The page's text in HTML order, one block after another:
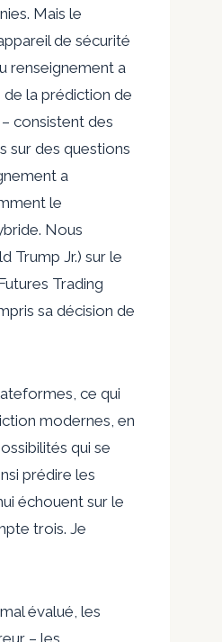
Mais le
de sécurité
renseignement a
la prédiction de
consistent des
sur des questions
a
le
Nous
Trump Jr.) sur le
Trading
sa décision de
ce qui
modernes, en
qui se
prédire les
échouent sur le
trois. Je
évalué, les
– les